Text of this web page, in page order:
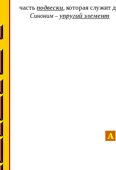
частьподвески, которая служит
Синоним –упругий элемент